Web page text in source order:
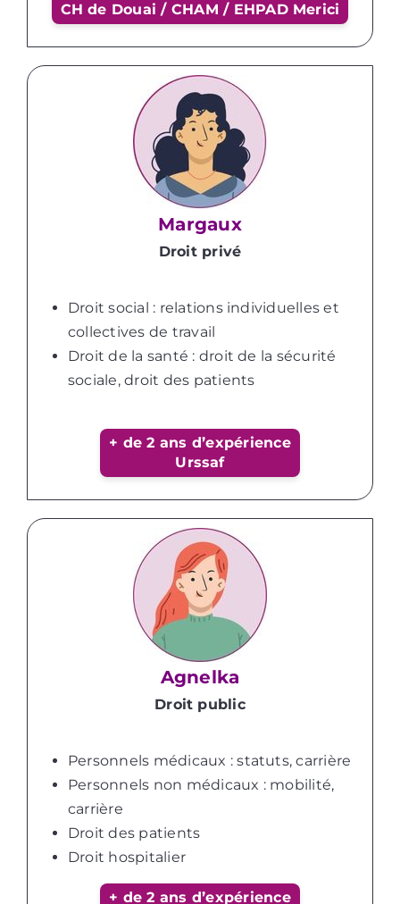
CH de Douai / CHAM / EHPAD Merici
Margaux
Droit privé
Droit social : relations individuelles et
collectives de travail
Droit de la santé : droit de la sécurité
sociale, droit des patients
+ de 2 ans d’expérience
Urssaf
Agnelka
Droit public
Personnels médicaux : statuts, carrière
Personnels non médicaux : mobilité,
carrière
Droit des patients
Droit hospitalier
+ de 2 ans d’expérience